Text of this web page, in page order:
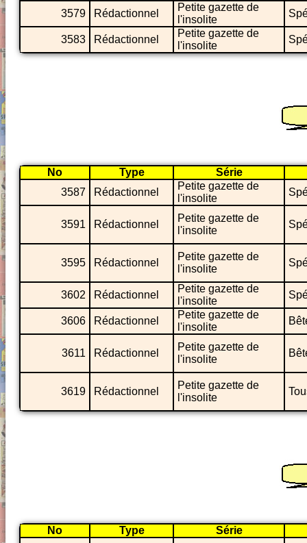
3579
Rédactionnel
Petite gazette de
l'insolite
3583 Rédactionnel
Petite gazette de
l'insolite
No Type
Série
3587
Rédactionnel
Petite gazette de
l'insolite
3591 Rédactionnel
Petite gazette de
l'insolite
3595 Rédactionnel
Petite gazette de
l'insolite
3602 Rédactionnel
Petite gazette de
l'insolite
3606 Rédactionnel
Petite gazette de
l'insolite
3611 Rédactionnel
Petite gazette de
l'insolite
3619 Rédactionnel
Petite gazette de
l'insolite
No Type Série